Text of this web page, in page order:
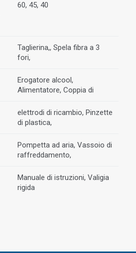
60, 45, 40
Taglierina,, Spela fibra a 3
fori,
Erogatore alcool,
Alimentatore, Coppia di
elettrodi di ricambio, Pinzette
di plastica,
Pompetta ad aria, Vassoio di
raffreddamento,
Manuale di istruzioni, Valigia
rigida